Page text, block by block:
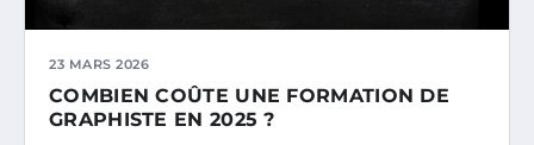
23 MARS 2026
COMBIEN COÛTE UNE FORMATION DE
GRAPHISTE EN 2025 ?